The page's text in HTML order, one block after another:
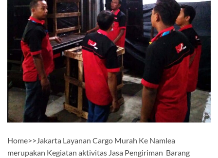
Home>>Jakarta Layanan Cargo Murah Ke Namlea
merupakan Kegiatan aktivitas Jasa Pengiriman Barang